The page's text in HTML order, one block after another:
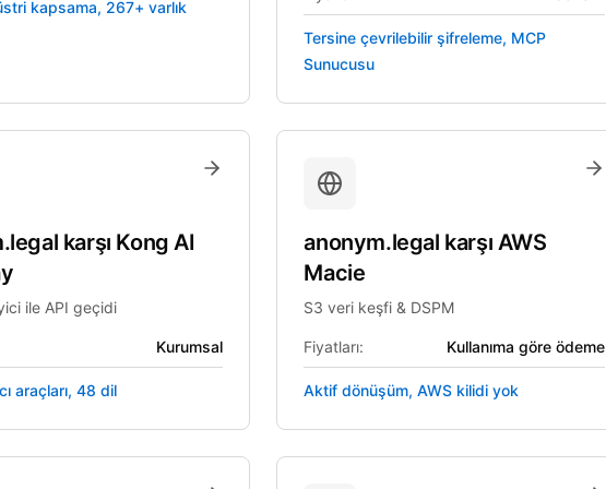
kapsama, 267+ varlık
Tersine çevrilebilir şifreleme, MCP
Sunucusu
karşı Kong AI
ile API geçidi
Kurumsal
araçları, 48 dil
anonym.legal karşı AWS
Macie
S3 veri keşfi & DSPM
Fiyatları: Kullanıma göre ödeme
Aktif dönüşüm, AWS kilidi yok